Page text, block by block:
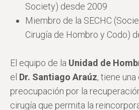
Society) desde 2009
Miembro de la SECHC
Cirugía de Hombro y Codo)
El equipo de la Unidad de
el Dr. Santiago Araúz, tiene una
preocupación por la
cirugía que permita la